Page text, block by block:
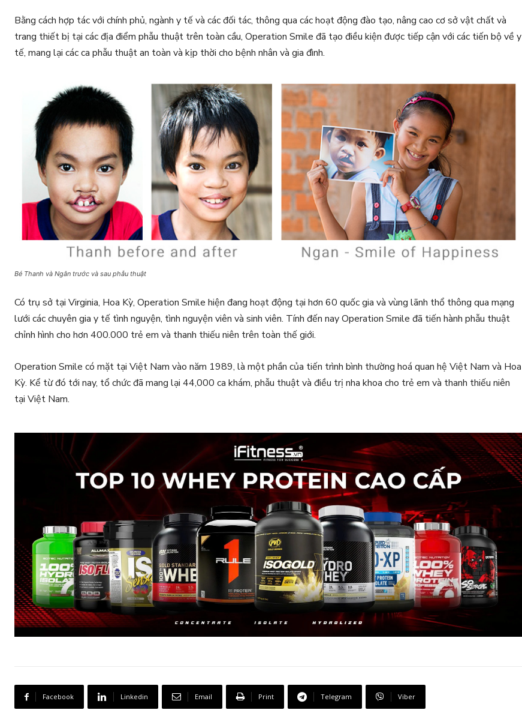
Bằng cách hợp tác với chính phủ, ngành y tế và các đối tác, thông qua các hoạt động đào tạo, nâng cao cơ sở vật chất và
trang thiết bị tại các địa điểm phẫu thuật trên toàn cầu, Operation Smile đã tạo điều kiện được tiếp cận với các tiến bộ về y
tế, mang lại các ca phẫu thuật an toàn và kịp thời cho bệnh nhân và gia đình.
Bé Thanh và Ngân trước và sau phẫu thuật
Có trụ sở tại Virginia, Hoa Kỳ, Operation Smile hiện đang hoạt động tại hơn 60 quốc gia và vùng lãnh thổ thông qua mạng
lưới các chuyên gia y tế tình nguyện, tình nguyện viên và sinh viên. Tính đến nay Operation Smile đã tiến hành phẫu thuật
chỉnh hình cho hơn 400.000 trẻ em và thanh thiếu niên trên toàn thế giới.
Operation Smile có mặt tại Việt Nam vào năm 1989, là một phần của tiến trình bình thường hoá quan hệ Việt Nam và Hoa
Kỳ. Kể từ đó tới nay, tổ chức đã mang lại 44,000 ca khám, phẫu thuật và điều trị nha khoa cho trẻ em và thanh thiếu niên
tại Việt Nam.
Facebook Linkedin Email Print Telegram Viber